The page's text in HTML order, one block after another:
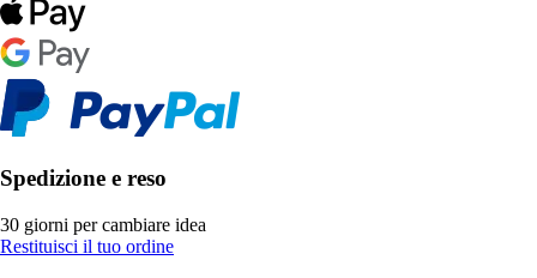
Spedizione e reso
30 giorni per cambiare idea
Restituisci il tuo ordine